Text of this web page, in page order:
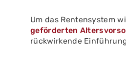
Um das Rentensystem
geförderten
rückwirkende